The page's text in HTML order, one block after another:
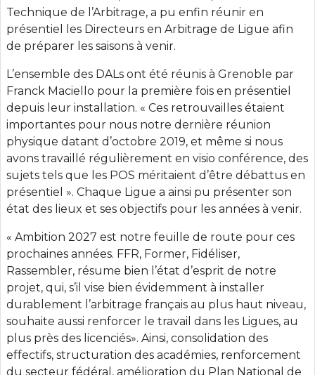
Technique de l’Arbitrage, a pu enfin réunir en
présentiel les Directeurs en Arbitrage de Ligue afin
de préparer les saisons à venir.
L’ensemble des DALs ont été réunis à Grenoble par
Franck Maciello pour la première fois en présentiel
depuis leur installation. « Ces retrouvailles étaient
importantes pour nous notre dernière réunion
physique datant d’octobre 2019, et même si nous
avons travaillé régulièrement en visio conférence, des
sujets tels que les POS méritaient d’être débattus en
présentiel ». Chaque Ligue a ainsi pu présenter son
état des lieux et ses objectifs pour les années à venir.
« Ambition 2027 est notre feuille de route pour ces
prochaines années. FFR, Former, Fidéliser,
Rassembler, résume bien l’état d’esprit de notre
projet, qui, s’il vise bien évidemment à installer
durablement l’arbitrage français au plus haut niveau,
souhaite aussi renforcer le travail dans les Ligues, au
plus près des licenciés». Ainsi, consolidation des
effectifs, structuration des académies, renforcement
du secteur fédéral, amélioration du Plan National de